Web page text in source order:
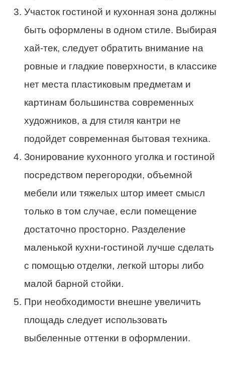
Участок гостиной и кухонная зона должны
быть оформлены в одном стиле. Выбирая
хай-тек, следует обратить внимание на
ровные и гладкие поверхности, в классике
нет места пластиковым предметам и
картинам большинства современных
художников, а для стиля кантри не
подойдет современная бытовая техника.
Зонирование кухонного уголка и гостиной
посредством перегородки, объемной
мебели или тяжелых штор имеет смысл
только в том случае, если помещение
достаточно просторно. Разделение
маленькой кухни-гостиной лучше сделать
с помощью отделки, легкой шторы либо
малой барной стойки.
При необходимости внешне увеличить
площадь следует использовать
выбеленные оттенки в оформлении.